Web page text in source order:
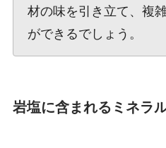
材の味を引き立て、複
ができるでしょう。
岩塩に含まれるミネラ